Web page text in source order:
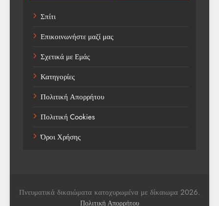
Technology
Trending
Weather
Αγορά
Αγορά Εργασίας
Αγροτικά Νέα
Αεροπορία
Σπίτι
Επικοινωνήστε μαζί μας
Σχετικά με Εμάς
Κατηγορίες
Πολιτική Απορρήτου
Πολιτική Cookies
Όροι Χρήσης
Πνευματικά δικαιώματα κατοχυρωμένα με δίκαιωμα 2026.
Πολιτική Απορρήτου